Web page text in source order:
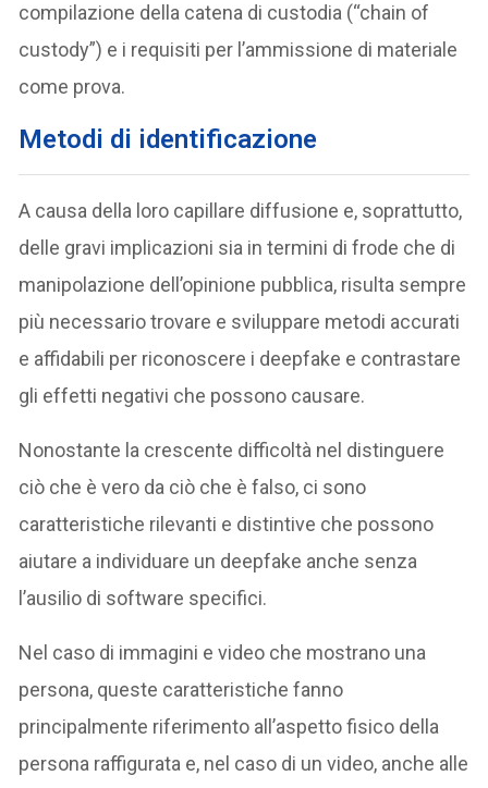
compilazione della catena di custodia (“chain of
custody”) e i requisiti per l’ammissione di materiale
come prova.
Metodi di identificazione
A causa della loro capillare diffusione e, soprattutto,
delle gravi implicazioni sia in termini di frode che di
manipolazione dell’opinione pubblica, risulta sempre
più necessario trovare e sviluppare metodi accurati
e affidabili per riconoscere i deepfake e contrastare
gli effetti negativi che possono causare.
Nonostante la crescente difficoltà nel distinguere
ciò che è vero da ciò che è falso, ci sono
caratteristiche rilevanti e distintive che possono
aiutare a individuare un deepfake anche senza
l’ausilio di software specifici.
Nel caso di immagini e video che mostrano una
persona, queste caratteristiche fanno
principalmente riferimento all’aspetto fisico della
persona raffigurata e, nel caso di un video, anche alle